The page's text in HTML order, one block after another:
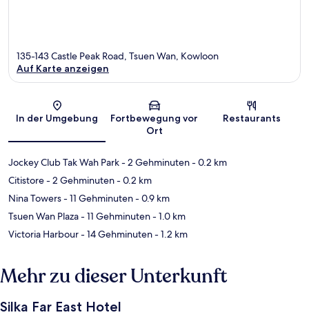
Karte
135-143 Castle Peak Road, Tsuen Wan, Kowloon
Auf Karte anzeigen
In der Umgebung
Fortbewegung vor
Ort
Restaurants
Jockey Club Tak Wah Park- 2 Gehminuten- 0.2 km
Citistore- 2 Gehminuten- 0.2 km
Nina Towers- 11 Gehminuten- 0.9 km
Tsuen Wan Plaza- 11 Gehminuten- 1.0 km
Victoria Harbour- 14 Gehminuten- 1.2 km
Mehr zu dieser Unterkunft
Silka Far East Hotel